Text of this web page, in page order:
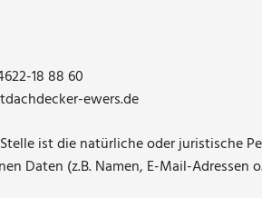
18 88 60
ewers.de
ist die natürliche oder juristische
Daten (z.B. Namen, E-Mail-Adressen